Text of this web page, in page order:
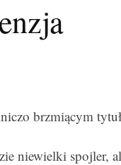
brzmiącym
niewielki spojler,